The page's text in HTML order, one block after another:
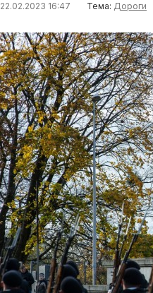
22.02.2023 16:47 Тема: Дороги